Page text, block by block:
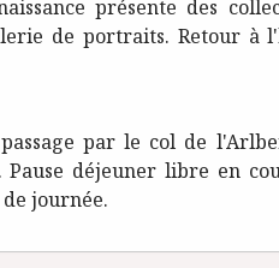
présente des
de portraits. Retour à
par le col de
déjeuner libre en
journée.